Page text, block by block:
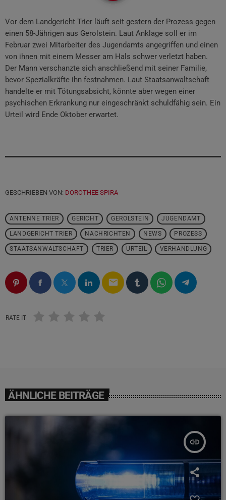
Vor dem Landgericht Trier läuft seit gestern der Prozess gegen
einen 58-Jährigen aus Gerolstein. Laut Anklage soll er im
Februar zwei Mitarbeiter des Jugendamts angegriffen und einen
von ihnen mit einem Messer am Hals schwer verletzt haben.
Der Mann verschanzte sich anschließend mit seiner Familie,
bevor Spezialkräfte ihn festnahmen. Laut Staatsanwaltschaft
handelte er mit Tötungsabsicht, könnte aber wegen einer
psychischen Erkrankung nur eingeschränkt schuldfähig sein. Ein
Urteil wird Ende Oktober erwartet.
GESCHRIEBEN VON: DOROTHEE SPIRA
ANTENNE TRIER GERICHT GEROLSTEIN JUGENDAMT
LANDGERICHT TRIER NACHRICHTEN NEWS PROZESS
STAATSANWALTSCHAFT TRIER URTEIL VERHANDLUNG
email
RATE IT
ÄHNLICHE BEITRÄGE
insert_link